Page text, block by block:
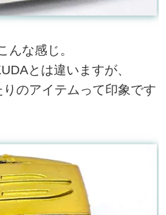
んな感じ。
とは違いますが、
のアイテムって印象です